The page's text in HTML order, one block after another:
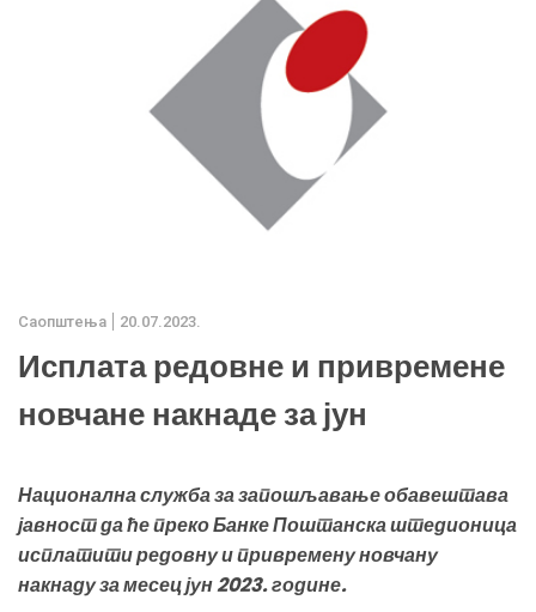
Саопштења 20.07.2023.
Исплата редовне и привремене
новчане накнаде за јун
Национална служба за запошљавање обавештава
јавност да ће преко Банке Поштанска штедионица
исплатити редовну и привремену новчану
накнаду за месец јун 2023. године.